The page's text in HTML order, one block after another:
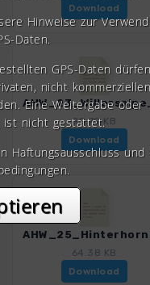
Download
88.79 KB
Download
64.38 KB
Download
Hinweise zur
Daten.
GPS-Daten dürfen
nicht kommerziellen
Eine Weitergabe oder
ist nicht gestattet.
Haftungsausschluss und